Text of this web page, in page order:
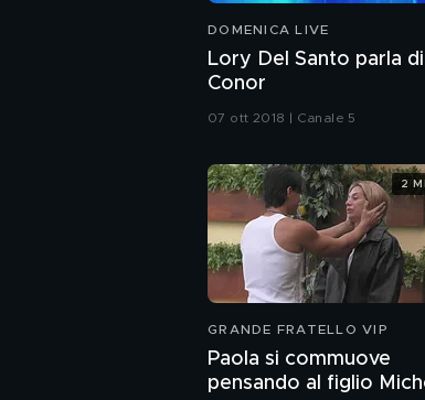
DOMENICA LIVE
Lory Del Santo parla di
Conor
07 ott 2018 | Canale 5
GRANDE FRATELLO VIP
Paola si commuove
pensando al figlio
2